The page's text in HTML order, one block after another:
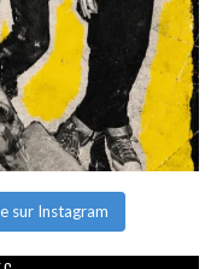
sur Instagram